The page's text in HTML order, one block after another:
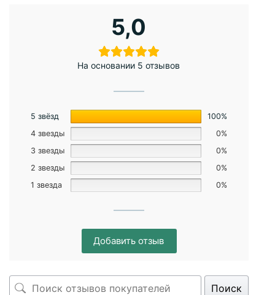
5,0
На основании 5 отзывов
5 звёзд
100%
4 звезды
0%
3 звезды
0%
2 звезды
0%
1 звезда
0%
Добавить отзыв
Поиск